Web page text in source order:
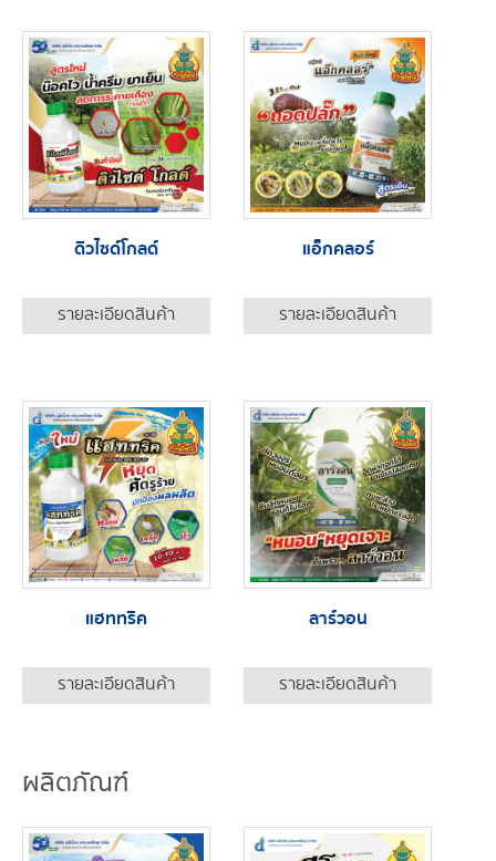
ดิวไซด์โกลด์
รายละเอียดสินค้า
แอ็กคลอร์
รายละเอียดสินค้า
แฮททริค
รายละเอียดสินค้า
ลาร์วอน
รายละเอียดสินค้า
ผลิตภัณฑ์